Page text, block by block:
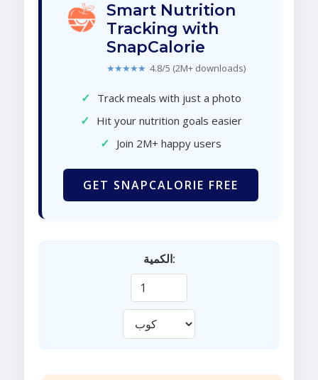
Smart Nutrition
Tracking with
SnapCalorie
★★★★★ 4.8/5 (2M+ downloads)
✓ Track meals with just a photo
✓ Hit your nutrition goals easier
✓ Join 2M+ happy users
GET SNAPCALORIE FREE
الكمية: